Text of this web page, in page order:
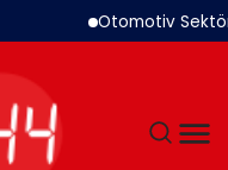
Otomotiv Sektörü